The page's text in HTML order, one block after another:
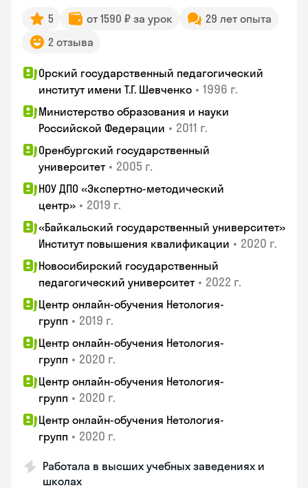
5 от 1590 ₽ за урок
29 лет опыта
2 отзыва
Орский государственный педагогический
институт имени Т.Г. Шевченко • 1996 г.
Министерство образования и науки
Российской Федерации • 2011 г.
Оренбургский государственный
университет • 2005 г.
НОУ ДПО «Экспертно-методический
центр» • 2019 г.
«Байкальский государственный университет»
Институт повышения квалификации • 2020 г.
Новосибирский государственный
педагогический университет • 2022 г.
Центр онлайн-обучения Нетология-
групп • 2019 г.
Центр онлайн-обучения Нетология-
групп • 2020 г.
Центр онлайн-обучения Нетология-
групп • 2020 г.
Центр онлайн-обучения Нетология-
групп • 2020 г.
Работала в высших учебных заведениях и
школах